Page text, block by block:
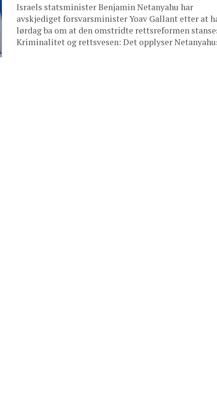
Israels statsminister Benjamin Netanyahu har
avskjediget forsvarsminister Yoav Gallant etter at
lørdag ba om at den omstridte rettsreformen
Kriminalitet og rettsvesen: Det opplyser